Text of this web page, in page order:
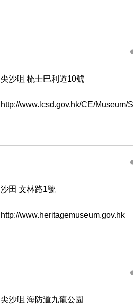
尖沙咀 梳士巴利道10號
沙田 文林路1號
http://www.heritagemuseum.gov.hk
尖沙咀 海防道九龍公園